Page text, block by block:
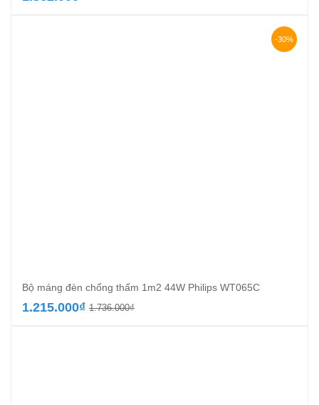
-30%
Bộ máng đèn chống thấm 1m2 44W Philips WT065C
1.736.000₫Giá
1.215.000₫
Giá